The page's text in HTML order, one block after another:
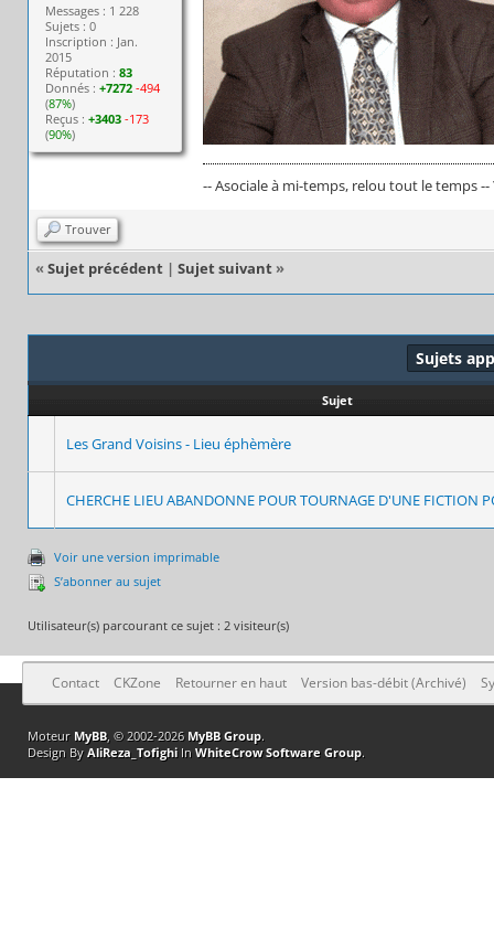
Messages : 1 228
Sujets : 0
Inscription : Jan.
2015
Réputation :83
Donnés :+7272 -494
(87%)
Reçus :+3403 -173
(90%)
-- Asociale à mi-temps, relou tout le temps
Trouver
« Sujet précédent | Sujet suivant »
Sujets
Sujet
Les Grand Voisins - Lieu éphèmère
CHERCHE LIEU ABANDONNE POUR TOURNAGE D'UNE FICTION
Voir une version imprimable
S’abonner au sujet
Utilisateur(s) parcourant ce sujet : 2 visiteur(s)
Contact CKZone Retourner en haut Version bas-débit (Archivé)
Moteur MyBB, © 2002-2026 MyBB Group.
Design By AliReza_TofighiIn WhiteCrow Software Group.